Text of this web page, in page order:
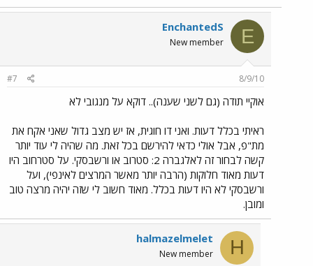
E
EnchantedS
New member
8/9/10
#7
אוקיי תודה (גם לשני שענה).. דוקא על מנגובי לא
ראיתי בכלל דעות. ואני דו חוגית, אז יש מצב גדול שאני אקח את
מת"פ, אבל אולי כדאי להירשם בכל זאת. מה שהיה לי עוד יותר
קשה לבחור זה לאלגברה 2: סטרוב או ורשבסקי. על סטרחוב היו
דעות מאוד חלוקות (הרבה יותר מאשר המרצים לאינפי), ועל
ורשבסקי לא היו דעות בכלל. מאוד חשוב לי שזה יהיה מרצה טוב
ומובן.
H
halmazelmelet
New member